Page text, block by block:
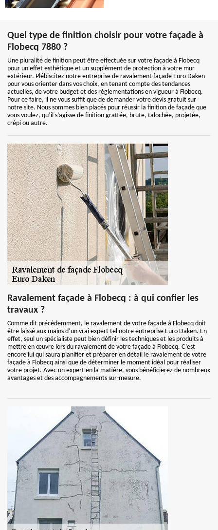
Quel type de finition choisir pour votre façade à
Flobecq 7880 ?
Une pluralité de finition peut être effectuée sur votre façade à Flobecq
pour un effet esthétique et un supplément de protection à votre mur
extérieur. Plébiscitez notre entreprise de ravalement façade Euro Daken
pour vous orienter dans vos choix, en tenant compte des tendances
actuelles, de votre budget et des réglementations en vigueur à Flobecq.
Pour ce faire, il ne vous suffit que de demander votre devis gratuit sur
notre site. Nous sommes bien placés pour réussir la finition de façade que
vous voulez, qu’il s’agisse de finition grattée, brute, talochée, projetée,
crépi ou autre.
Ravalement façade à Flobecq : à qui confier les
travaux ?
Comme dit précédemment, le ravalement de votre façade à Flobecq doit
être laissé aux mains d’un vrai expert tel notre entreprise Euro Daken. En
effet, seul un spécialiste peut bien définir les techniques et les produits à
mettre en œuvre lors du ravalement de votre façade à Flobecq. C’est
encore lui qui saura planifier et préparer en détail le ravalement de votre
façade à Flobecq ainsi que de déterminer le moment idéal pour réaliser
votre projet. Avec un expert en la matière, vous bénéficierez de nombreux
avantages et des accompagnements sur-mesure.